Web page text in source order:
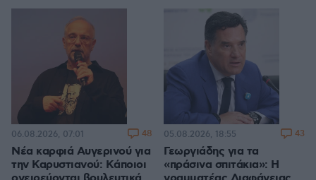
Νέα καρφιά Αυγερινού για
την Καρυστιανού: Kάποιοι
06.08.2026, 07:01 48
Γεωργιάδης για τα
«πράσινα σπιτάκια»: Η
05.08.2026, 18:55 43